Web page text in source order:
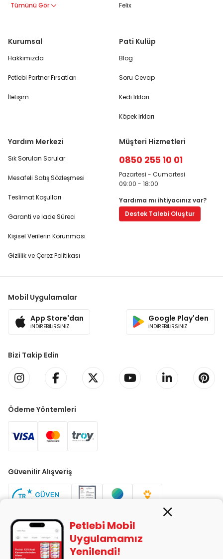
Tümünü Gör
Felix
Kurumsal
Hakkımızda
Petlebi Partner Fırsatları
İletişim
Pati Kulüp
Blog
Soru Cevap
Kedi Irkları
Köpek Irkları
Yardım Merkezi
Sık Sorulan Sorular
Mesafeli Satış Sözleşmesi
Teslimat Koşulları
Garanti ve İade Süreci
Kişisel Verilerin Korunması
Gizlilik ve Çerez Politikası
Müşteri Hizmetleri
0850 255 10 01
Pazartesi - Cumartesi
09:00 - 18:00
Yardıma mı ihtiyacınız var?
Destek Talebi Oluştur
Mobil Uygulamalar
App Store'dan
İNDİREBİLİRSİNİZ
Google Play'den
İNDİREBİLİRSİNİZ
Bizi Takip Edin
Ödeme Yöntemleri
Güvenilir Alışveriş
PETLEBİ EVCİL HAYVAN ÜRÜNLERİ PAZ. SAN. TİC. LTD. ŞTİ. Alaşarköy
Petlebi Mobil
Uygulamamız
Yenilendi!